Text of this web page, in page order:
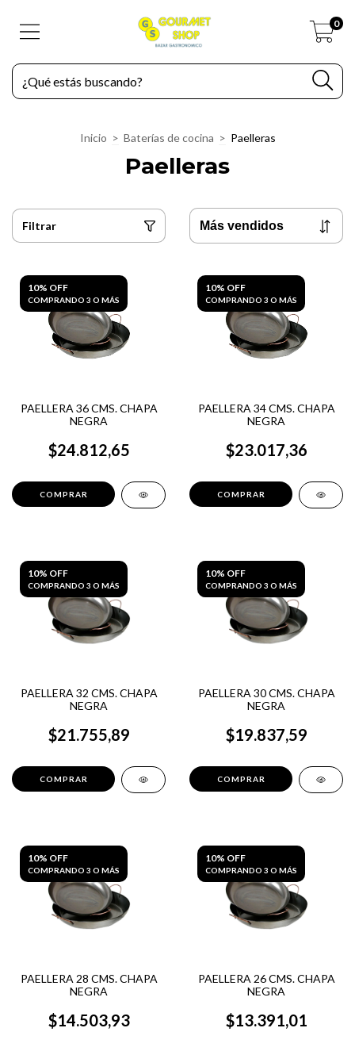
0
Inicio > Baterías de cocina > Paelleras
Paelleras
Filtrar
10% OFF
COMPRANDO 3 O MÁS
PAELLERA 36 CMS. CHAPA
NEGRA
$24.812,65
10% OFF
COMPRANDO 3 O MÁS
PAELLERA 34 CMS. CHAPA
NEGRA
$23.017,36
10% OFF
COMPRANDO 3 O MÁS
PAELLERA 32 CMS. CHAPA
NEGRA
$21.755,89
10% OFF
COMPRANDO 3 O MÁS
PAELLERA 30 CMS. CHAPA
NEGRA
$19.837,59
10% OFF
COMPRANDO 3 O MÁS
PAELLERA 28 CMS. CHAPA
NEGRA
$14.503,93
10% OFF
COMPRANDO 3 O MÁS
PAELLERA 26 CMS. CHAPA
NEGRA
$13.391,01